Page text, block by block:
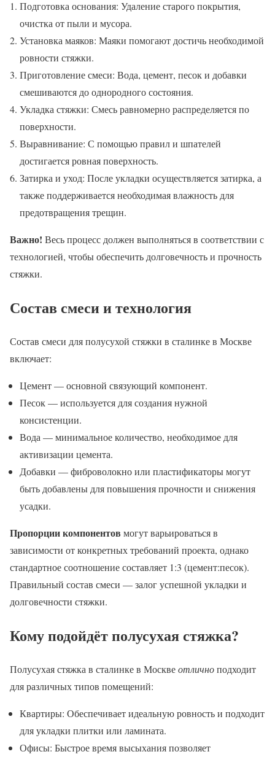
Подготовка основания: Удаление старого покрытия,
очистка от пыли и мусора.
Установка маяков: Маяки помогают достичь необходимой
ровности стяжки.
Приготовление смеси: Вода, цемент, песок и добавки
смешиваются до однородного состояния.
Укладка стяжки: Смесь равномерно распределяется по
поверхности.
Выравнивание: С помощью правил и шпателей
достигается ровная поверхность.
Затирка и уход: После укладки осуществляется затирка, а
также поддерживается необходимая влажность для
предотвращения трещин.
Важно! Весь процесс должен выполняться в соответствии с
технологией, чтобы обеспечить долговечность и прочность
стяжки.
Состав смеси и технология
Состав смеси для полусухой стяжки в сталинке в Москве
включает:
Цемент — основной связующий компонент.
Песок — используется для создания нужной
консистенции.
Вода — минимальное количество, необходимое для
активизации цемента.
Добавки — фиброволокно или пластификаторы могут
быть добавлены для повышения прочности и снижения
усадки.
Пропорции компонентов могут варьироваться в
зависимости от конкретных требований проекта, однако
стандартное соотношение составляет 1:3 (цемент:песок).
Правильный состав смеси — залог успешной укладки и
долговечности стяжки.
Кому подойдёт полусухая стяжка?
Полусухая стяжка в сталинке в Москвеотличноподходит
для различных типов помещений:
Квартиры: Обеспечивает идеальную ровность и подходит
для укладки плитки или ламината.
Офисы: Быстрое время высыхания позволяет